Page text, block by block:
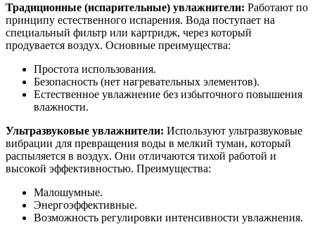
Традиционные (испарительные) увлажнители: Работают по
принципу естественного испарения. Вода поступает на
специальный фильтр или картридж, через который
продувается воздух. Основные преимущества:
Простота использования.
Безопасность (нет нагревательных элементов).
Естественное увлажнение без избыточного повышения
влажности.
Ультразвуковые увлажнители: Используют ультразвуковые
вибрации для превращения воды в мелкий туман, который
распыляется в воздух. Они отличаются тихой работой и
высокой эффективностью. Преимущества:
Малошумные.
Энергоэффективные.
Возможность регулировки интенсивности увлажнения.